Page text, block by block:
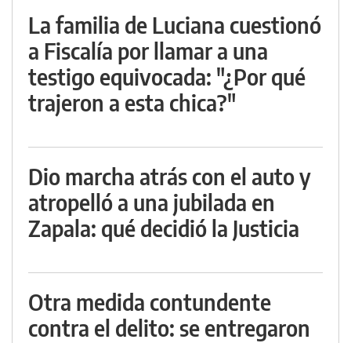
La familia de Luciana cuestionó
a Fiscalía por llamar a una
testigo equivocada: "¿Por qué
trajeron a esta chica?"
Dio marcha atrás con el auto y
atropelló a una jubilada en
Zapala: qué decidió la Justicia
Otra medida contundente
contra el delito: se entregaron